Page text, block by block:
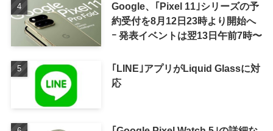
Google、｢Pixel 11｣シリーズの予
約受付を8月12日23時より開始へ
ｰ 発表イベントは翌13日午前7時〜
｢LINE｣アプリがLiquid Glassに対
応